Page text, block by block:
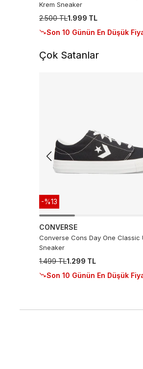
Krem Sneaker
2.500 TL1.999 TL
Son 10 Günün En Düşük
Çok Satanlar
-%13
CONVERSE
Converse Cons Day One Classic
Sneaker
1.499 TL1.299 TL
Son 10 Günün En Düşük